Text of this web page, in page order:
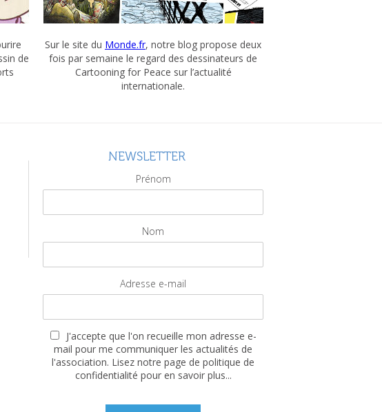
de
Sur le site du Monde.fr, notre blog propose deux
fois par semaine le regard des dessinateurs de
Cartooning for Peace sur l’actualité
internationale.
NEWSLETTER
Prénom
Nom
Adresse e-mail
J'accepte que l'on recueille mon adresse e-
mail pour me communiquer les actualités de
l'association. Lisez notre page de politique de
confidentialité pour en savoir plus...